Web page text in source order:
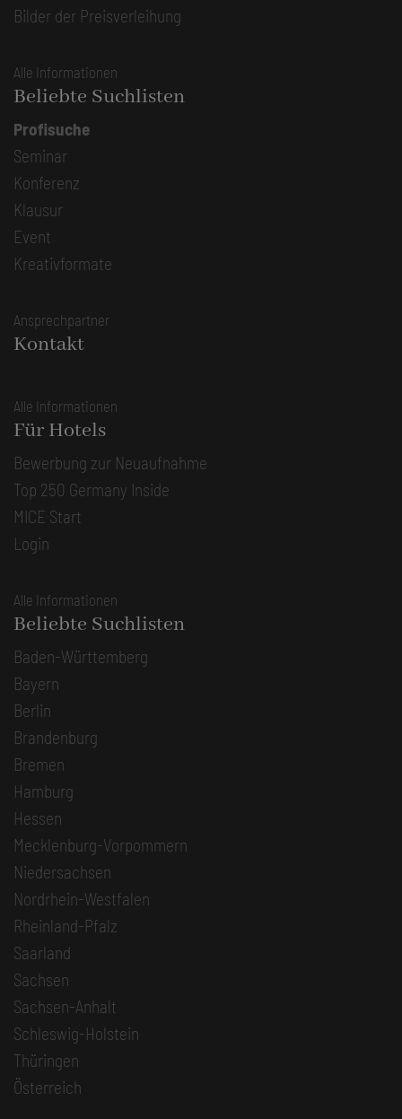
Bilder der Preisverleihung
Alle Informationen
Beliebte Suchlisten
Profisuche
Seminar
Konferenz
Klausur
Event
Kreativformate
Ansprechpartner
Kontakt
Alle Informationen
Für Hotels
Bewerbung zur Neuaufnahme
Top 250 Germany Inside
MICE Start
Login
Alle Informationen
Beliebte Suchlisten
Baden-Württemberg
Bayern
Berlin
Brandenburg
Bremen
Hamburg
Hessen
Mecklenburg-Vorpommern
Niedersachsen
Nordrhein-Westfalen
Rheinland-Pfalz
Saarland
Sachsen
Sachsen-Anhalt
Schleswig-Holstein
Thüringen
Österreich